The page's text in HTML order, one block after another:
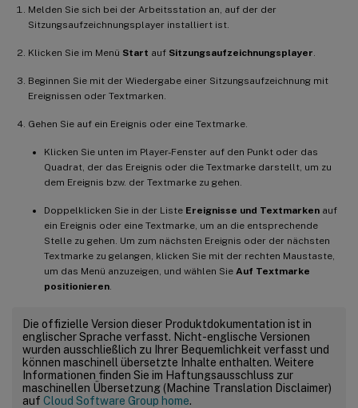
Melden Sie sich bei der Arbeitsstation an, auf der der
Sitzungsaufzeichnungsplayer installiert ist.
Klicken Sie im Menü Start auf Sitzungsaufzeichnungsplayer
Beginnen Sie mit der Wiedergabe einer Sitzungsaufzeichnung mit
Ereignissen oder Textmarken.
Gehen Sie auf ein Ereignis oder eine Textmarke.
Klicken Sie unten im Player-Fenster auf den Punkt oder das
Quadrat, der das Ereignis oder die Textmarke darstellt, um zu
dem Ereignis bzw. der Textmarke zu gehen.
Doppelklicken Sie in der Liste Ereignisse und Textmarken auf
ein Ereignis oder eine Textmarke, um an die entsprechende
Stelle zu gehen. Um zum nächsten Ereignis oder der nächsten
Textmarke zu gelangen, klicken Sie mit der rechten Maustaste,
um das Menü anzuzeigen, und wählen Sie Auf Textmarke
positionieren
Die offizielle Version dieser Produktdokumentation ist in
englischer Sprache verfasst. Nicht-englische Versionen
wurden ausschließlich zu Ihrer Bequemlichkeit verfasst und
können maschinell übersetzte Inhalte enthalten. Weitere
Informationen finden Sie im Haftungsausschluss zur
maschinellen Übersetzung (Machine Translation Disclaimer)
auf Cloud Software Group home.